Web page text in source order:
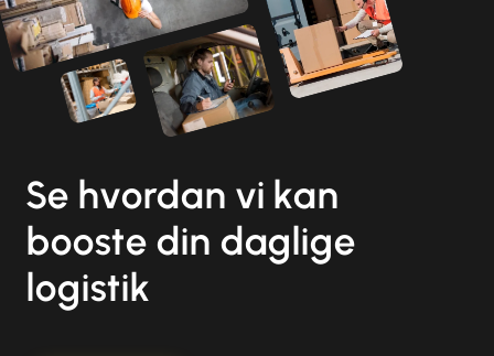
Se hvordan vi kan
booste din daglige
logistik